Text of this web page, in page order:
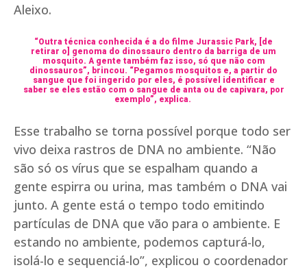
Aleixo.
“Outra técnica conhecida é a do filme Jurassic Park, [de
retirar o] genoma do dinossauro dentro da barriga de um
mosquito. A gente também faz isso, só que não com
dinossauros”, brincou. “Pegamos mosquitos e, a partir do
sangue que foi ingerido por eles, é possível identificar e
saber se eles estão com o sangue de anta ou de capivara, por
exemplo”, explica.
Esse trabalho se torna possível porque todo ser
vivo deixa rastros de DNA no ambiente. “Não
são só os vírus que se espalham quando a
gente espirra ou urina, mas também o DNA vai
junto. A gente está o tempo todo emitindo
partículas de DNA que vão para o ambiente. E
estando no ambiente, podemos capturá-lo,
isolá-lo e sequenciá-lo”, explicou o coordenador